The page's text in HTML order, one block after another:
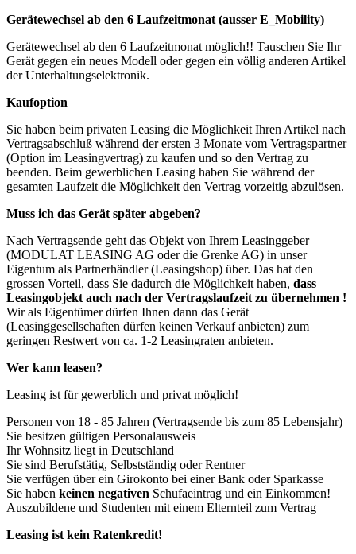
Gerätewechsel ab den 6 Laufzeitmonat (ausser E_Mobility)
Gerätewechsel ab den 6 Laufzeitmonat möglich!! Tauschen Sie Ihr
Gerät gegen ein neues Modell oder gegen ein völlig anderen Artikel
der Unterhaltungselektronik.
Kaufoption
Sie haben beim privaten Leasing die Möglichkeit Ihren Artikel nach
Vertragsabschluß während der ersten 3 Monate vom Vertragspartner
(Option im Leasingvertrag) zu kaufen und so den Vertrag zu
beenden. Beim gewerblichen Leasing haben Sie während der
gesamten Laufzeit die Möglichkeit den Vertrag vorzeitig abzulösen.
Muss ich das Gerät später abgeben?
Nach Vertragsende geht das Objekt von Ihrem Leasinggeber
(MODULAT LEASING AG oder die Grenke AG) in unser
Eigentum als Partnerhändler (Leasingshop) über. Das hat den
grossen Vorteil, dass Sie dadurch die Möglichkeit haben, dass
Leasingobjekt auch nach der Vertragslaufzeit zu übernehmen !
Wir als Eigentümer dürfen Ihnen dann das Gerät
(Leasinggesellschaften dürfen keinen Verkauf anbieten) zum
geringen Restwert von ca. 1-2 Leasingraten anbieten.
Wer kann leasen?
Leasing ist für gewerblich und privat möglich!
Personen von 18 - 85 Jahren (Vertragsende bis zum 85 Lebensjahr)
Sie besitzen gültigen Personalausweis
Ihr Wohnsitz liegt in Deutschland
Sie sind Berufstätig, Selbstständig oder Rentner
Sie verfügen über ein Girokonto bei einer Bank oder Sparkasse
Sie haben keinen negativen Schufaeintrag und ein Einkommen!
Auszubildene und Studenten mit einem Elternteil zum Vertrag
Leasing ist kein Ratenkredit!